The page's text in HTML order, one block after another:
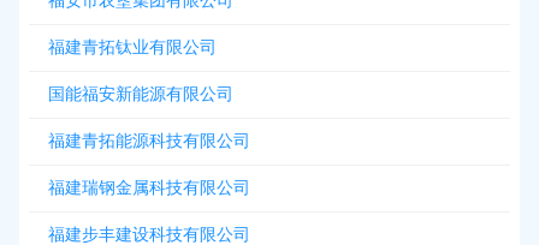
福建青拓钛业有限公司
国能福安新能源有限公司
福建青拓能源科技有限公司
福建瑞钢金属科技有限公司
福建步丰建设科技有限公司